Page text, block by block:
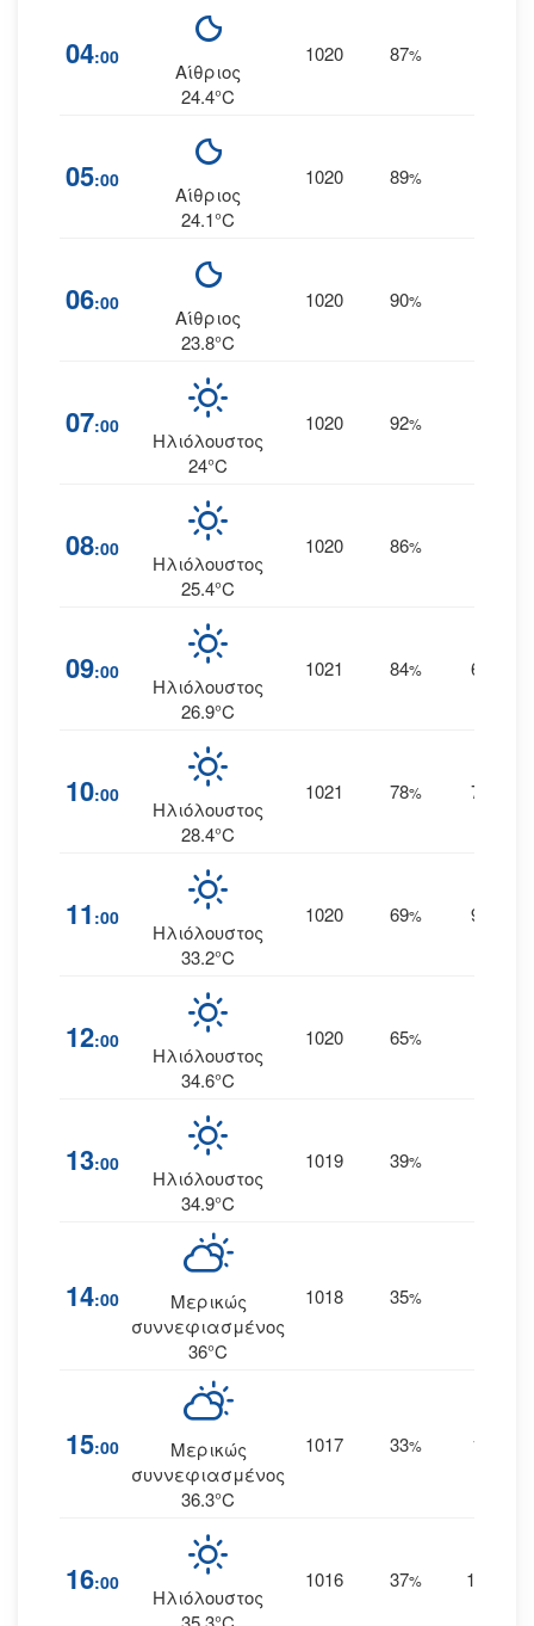
04:00
Αίθριος
24.4°C
1020 87%
05:00
Αίθριος
24.1°C
1020 89%
06:00
Αίθριος
23.8°C
1020 90%
07:00
Ηλιόλουστος
24°C
1020 92%
08:00
Ηλιόλουστος
25.4°C
1020 86%
09:00
Ηλιόλουστος
26.9°C
1021 84% 6
10:00
Ηλιόλουστος
28.4°C
1021 78% 7
11 :00
Ηλιόλουστος
33.2°C
1020 69% 9
12:00
Ηλιόλουστος
34.6°C
1020 65%
13:00
Ηλιόλουστος
34.9°C
1019 39%
14:00
Μερικώς
συννεφιασμένος
36°C
1018 35%
15:00
Μερικώς
συννεφιασμένος
36.3°C
1017 33% 11
16:00
Ηλιόλουστος
1016 37% 10